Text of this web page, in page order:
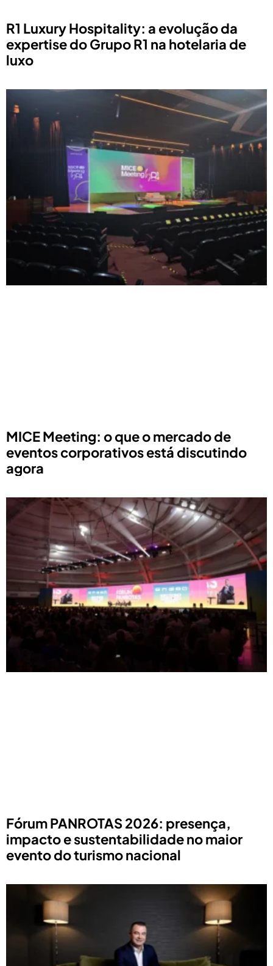
R1 Luxury Hospitality: a evolução da
expertise do Grupo R1 na hotelaria de
luxo
MICE Meeting: o que o mercado de
eventos corporativos está discutindo
agora
Fórum PANROTAS 2026: presença,
impacto e sustentabilidade no maior
evento do turismo nacional